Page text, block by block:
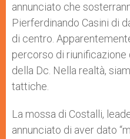
annunciato che
Pierferdinando Casini di
di centro.
percorso di
della Dc. Nella realtà,
tattiche.
La mossa di Costalli,
annunciato di aver dato